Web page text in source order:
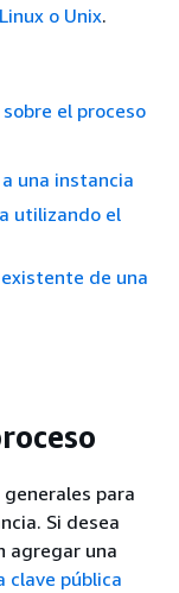
o Unix.
el proceso
una instancia
utilizando el
de una
para
Si desea
agregar una
clave pública